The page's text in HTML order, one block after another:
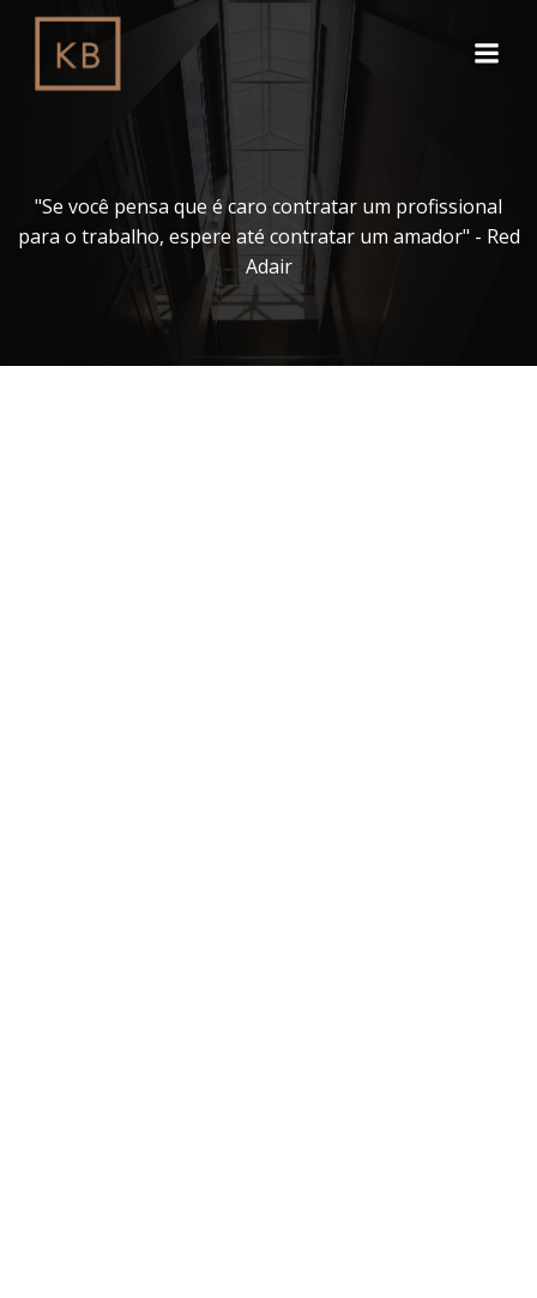
o
conteúdo
"Se você pensa que é caro contratar um profissional
para o trabalho, espere até contratar um amador" - Red
Adair